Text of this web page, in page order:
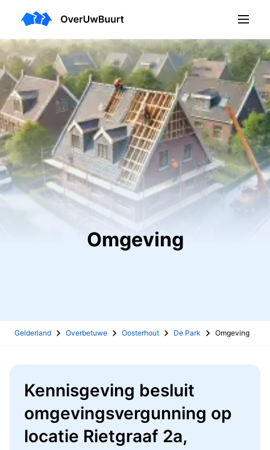
Omgeving
Gelderland Overbetuwe Oosterhout De Park Omgeving
Kennisgeving besluit
omgevingsvergunning op
locatie Rietgraaf 2a,